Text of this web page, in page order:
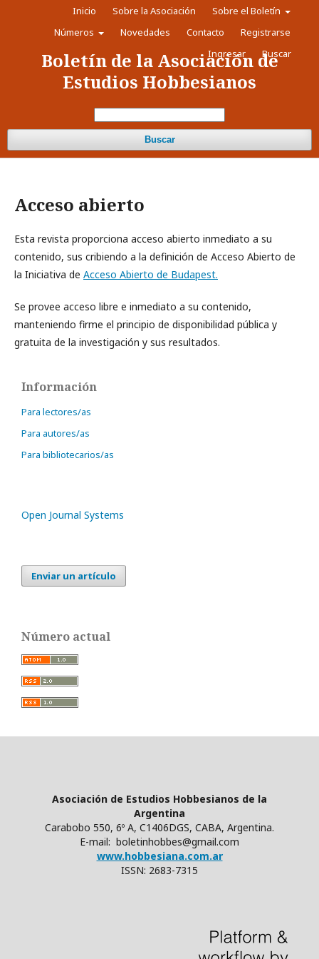
Boletín de la Asociación de
Estudios Hobbesianos
Buscar
Inicio Sobre la Asociación
Sobre el Boletín
Números
Novedades Contacto
Registrarse
Ingresar
Buscar
Acceso abierto
Esta revista proporciona acceso abierto inmediato a su
contenido, sus cribiendo a la definición de Acceso Abierto de
la Iniciativa de Acceso Abierto de Budapest.
Se provee acceso libre e inmediato a su contenido,
manteniendo firme el principio de disponibilidad pública y
gratuita de la investigación y sus resultados.
Información
Para lectores/as
Para autores/as
Para bibliotecarios/as
Open Journal Systems
Enviar un artículo
Número actual
Asociación de Estudios Hobbesianos de la
Argentina
Carabobo 550, 6º A, C1406DGS, CABA, Argentina.
E-mail: boletinhobbes@gmail.com
www.hobbesiana.com.ar
ISSN: 2683-7315